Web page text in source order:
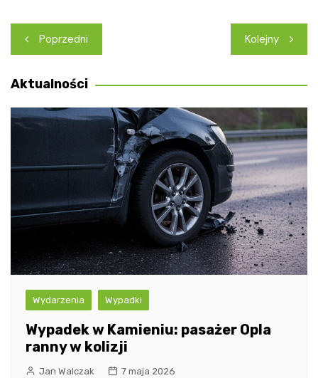
Nawigacja
wpisu
Poprzedni Kolejny
Aktualności
Wydarzenia Wypadki
Wypadek w Kamieniu: pasażer Opla
ranny w kolizji
Jan Walczak 7 maja 2026